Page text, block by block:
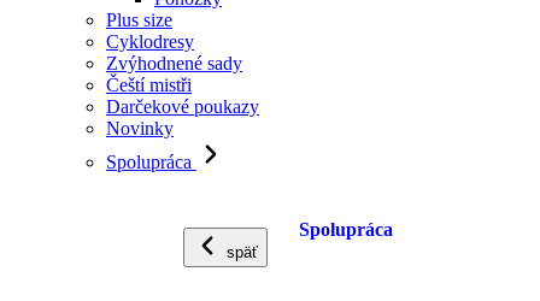
Plus size
Cyklodresy
Zvýhodnené sady
Čeští mistři
Darčekové poukazy
Novinky
Spolupráca
späť
Spolupráca